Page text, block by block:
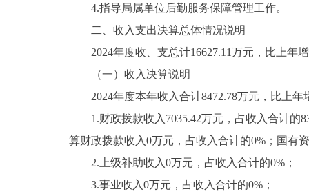
4.指导局属单位后勤服务保障管理工作。
二、收入支出决算总体情况说明
2024年度收、支总计16627.11万元，比上年增
（一）收入决算说明
2024年度本年收入合计8472.78万元，比上年
1.财政拨款收入7035.42万元，占收入合计的
算财政拨款收入0万元，占收入合计的0%；国有
2.上级补助收入0万元，占收入合计的0%；
3.事业收入0万元，占收入合计的0%；